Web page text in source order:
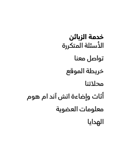
خدمة الزبائن
الأسئلة المتكررة
تواصل معنا
خريطة الموقع
محلاتنا
أثاث وإضاءة اتش آند ام هوم
معلومات العضوية
الهدايا